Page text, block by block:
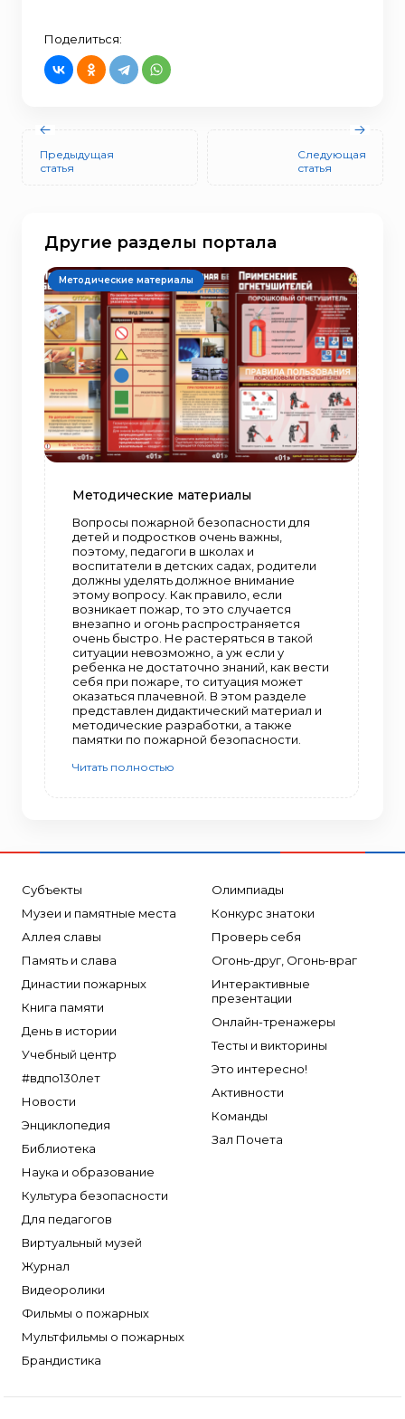
Поделиться:
Предыдущая
статья
Следующая
статья
Другие разделы портала
Методические материалы
Методические материалы
Вопросы пожарной безопасности для
детей и подростков очень важны,
поэтому, педагоги в школах и
воспитатели в детских садах, родители
должны уделять должное внимание
этому вопросу. Как правило, если
возникает пожар, то это случается
внезапно и огонь распространяется
очень быстро. Не растеряться в такой
ситуации невозможно, а уж если у
ребенка не достаточно знаний, как вести
себя при пожаре, то ситуация может
оказаться плачевной. В этом разделе
представлен дидактический материал и
методические разработки, а также
памятки по пожарной безопасности.
Читать полностью
Субъекты
Музеи и памятные места
Аллея славы
Память и слава
Династии пожарных
Книга памяти
День в истории
Учебный центр
#вдпо130лет
Новости
Энциклопедия
Библиотека
Наука и образование
Культура безопасности
Для педагогов
Виртуальный музей
Журнал
Видеоролики
Фильмы о пожарных
Мультфильмы о пожарных
Брандистика
Олимпиады
Конкурс знатоки
Проверь себя
Огонь-друг, Огонь-враг
Интерактивные
презентации
Онлайн-тренажеры
Тесты и викторины
Это интересно!
Активности
Команды
Зал Почета